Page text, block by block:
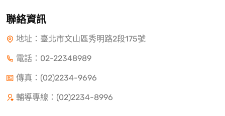
聯絡資訊
地址：臺北市文山區秀明路2段175號
電話： 02-22348989
傳真：(02)2234-9696
輔導專線：(02)2234-8996